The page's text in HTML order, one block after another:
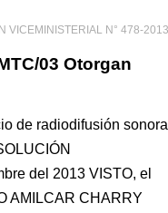
N° 478-2013-MTC/03 Otorgan autorización a persona natural para prestar
03 Otorgan
de radiodifusión sonora
del 2013 VISTO, el
AMILCAR CHARRY